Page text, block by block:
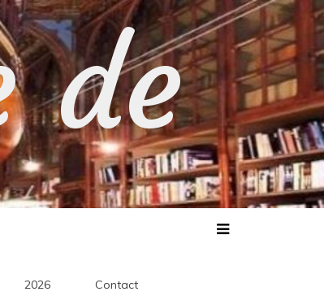
de
2026 Contact